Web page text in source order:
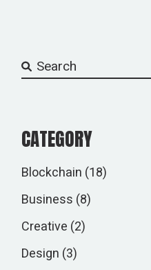
CATEGORY
Blockchain (18)
Business (8)
Creative (2)
Design (3)